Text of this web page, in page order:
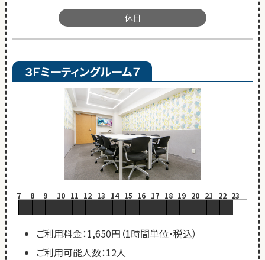
休日
３Ｆミーティングルーム７
7 8 9 10 11 12 13 14 15 16 17 18 19 20 21 22 23
ご利用料金：1,650円（1時間単位・税込）
ご利用可能人数：12人